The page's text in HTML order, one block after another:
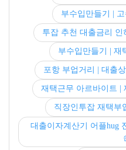
부수입만들기 |
투잡 추천 대출금리
부수입만들기 | 재
포항 부업거리 | 대출
재택근무 아르바이트 |
직장인투잡 재택부
대출이자계산기 어플hug